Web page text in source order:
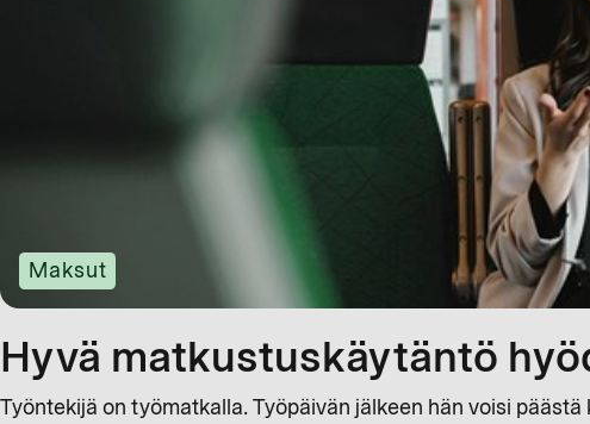
Maksut
Hyvä matkustuskäytäntö
Työntekijä on työmatkalla. Työpäivän jälkeen hän voisi